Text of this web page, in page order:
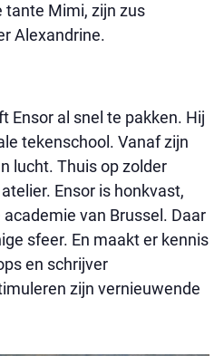
tante Mimi, zijn zus
Alexandrine.
Ensor al snel te pakken. Hij
tekenschool. Vanaf zijn
lucht. Thuis op zolder
Ensor is honkvast,
van Brussel. Daar
sfeer. En maakt er kennis
en schrijver
zijn vernieuwende